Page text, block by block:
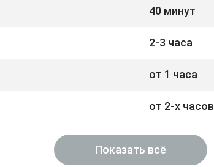
40 минут
2-3 часа
от 1 часа
от 2-х часов
Показать всё